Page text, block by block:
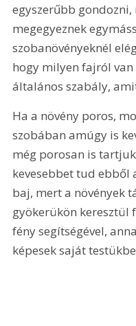
egyszerűbb
megegyeznek
szobanövényeknél
hogy milyen fajról van
általános szabály,
Ha a növény poros,
szobában amúgy is
még porosan is
kevesebbet tud ebből
baj, mert a növények
gyökerükön keresztül
fény segítségével,
képesek saját